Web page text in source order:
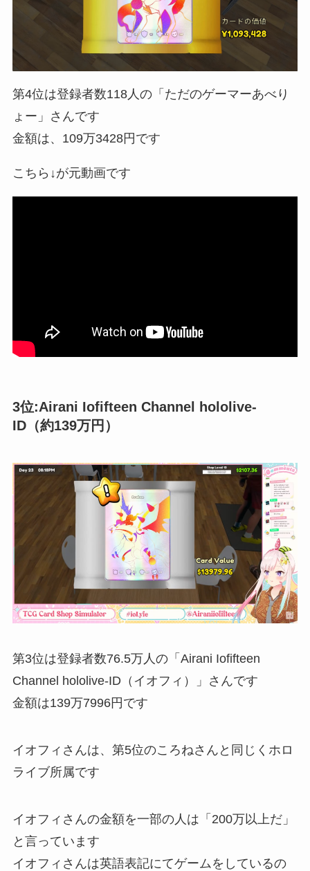
第4位は登録者数118人の「ただのゲーマーあべり
ょー」さんです
金額は、109万3428円です
こちら↓が元動画です
3位:Airani Iofifteen Channel hololive-
ID（約139万円）
第3位は登録者数76.5万人の「Airani Iofifteen
Channel hololive-ID（イオフィ）」さんです
金額は139万7996円です
イオフィさんは、第5位のころねさんと同じくホロ
ライブ所属です
イオフィさんの金額を一部の人は「200万以上だ」
と言っています
イオフィさんは英語表記にてゲームをしているの